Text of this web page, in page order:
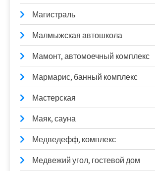
Магистраль
Малмыжская автошкола
Мамонт, автомоечный комплекс
Мармарис, банный комплекс
Мастерская
Маяк, сауна
Медведефф, комплекс
Медвежий угол, гостевой дом